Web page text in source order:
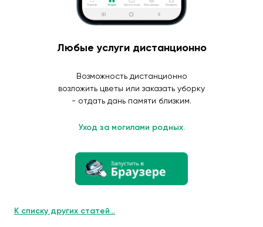
Любые услуги дистанционно
Возможность дистанционно
возложить цветы или заказать уборку
- отдать дань памяти близким.
Уход за могилами родных.
К списку других статей...